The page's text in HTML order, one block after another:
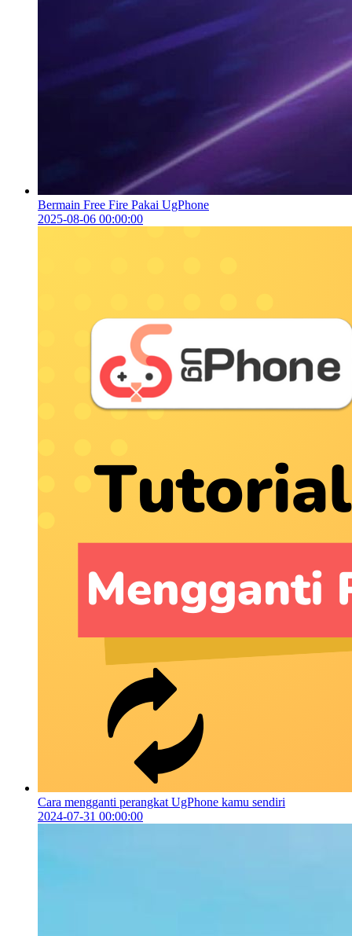
Bermain Free Fire Pakai UgPhone
2025-08-06 00:00:00
Cara mengganti perangkat UgPhone kamu sendiri
2024-07-31 00:00:00